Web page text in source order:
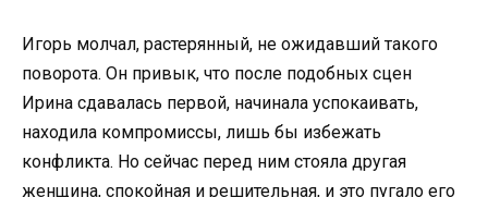
Игорь молчал, растерянный, не ожидавший такого
поворота. Он привык, что после подобных сцен
Ирина сдавалась первой, начинала успокаивать,
находила компромиссы, лишь бы избежать
конфликта. Но сейчас перед ним стояла другая
женщина, спокойная и решительная, и это пугало его